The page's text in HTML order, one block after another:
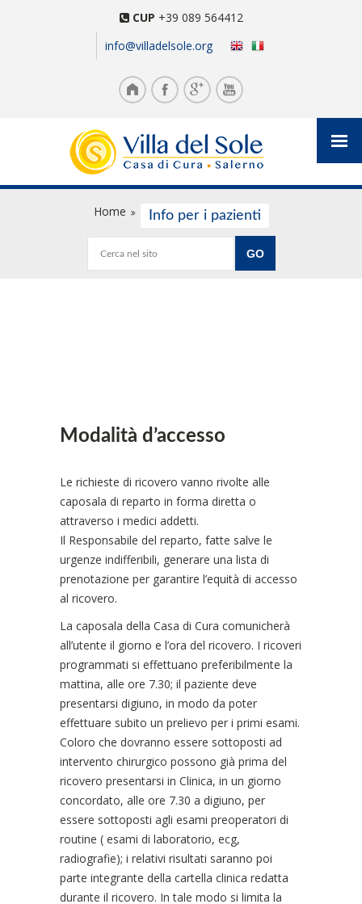
CUP +39 089 564412
info@villadelsole.org
Home Info per i pazienti
Modalità d’accesso
Le richieste di ricovero vanno rivolte alle
caposala di reparto in forma diretta o
attraverso i medici addetti.
Il Responsabile del reparto, fatte salve le
urgenze indifferibili, generare una lista di
prenotazione per garantire l’equità di accesso
al ricovero.
La caposala della Casa di Cura comunicherà
all’utente il giorno e l’ora del ricovero. I ricoveri
programmati si effettuano preferibilmente la
mattina, alle ore 7.30; il paziente deve
presentarsi digiuno, in modo da poter
effettuare subito un prelievo per i primi esami.
Coloro che dovranno essere sottoposti ad
intervento chirurgico possono già prima del
ricovero presentarsi in Clinica, in un giorno
concordato, alle ore 7.30 a digiuno, per
essere sottoposti agli esami preoperatori di
routine ( esami di laboratorio, ecg,
radiografie); i relativi risultati saranno poi
parte integrante della cartella clinica redatta
durante il ricovero. In tale modo si limita la